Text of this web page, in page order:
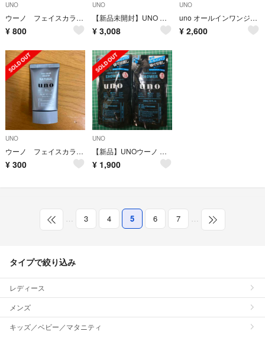
UNO
ウーノ フェイスカラークリエイター ナチュラル 男性用BBクリーム 30g
¥ 800
UNO
【新品未開封】UNO （ウノ）村上隆
¥ 3,008
UNO
uno オールインワンジェル
¥ 2,600
UNO
ウーノ フェイスカラー クリエイター
¥ 300
UNO
【新品】UNOウーノ パーフェクトヘアシャワー 寝ぐせ直し 詰替用２個セット
¥ 1,900
… 3 4 5 6 7 …
タイプで絞り込み
レディース
メンズ
キッズ／ベビー／マタニティ